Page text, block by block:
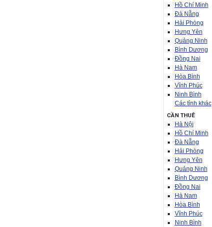
Hồ Chí Minh
Đà Nẵng
Hải Phòng
Hưng Yên
Quảng Ninh
Bình Dương
Đồng Nai
Hà Nam
Hòa Bình
Vĩnh Phúc
Ninh Bình
Các tỉnh khác
CẦN THUÊ
Hà Nội
Hồ Chí Minh
Đà Nẵng
Hải Phòng
Hưng Yên
Quảng Ninh
Bình Dương
Đồng Nai
Hà Nam
Hòa Bình
Vĩnh Phúc
Ninh Bình